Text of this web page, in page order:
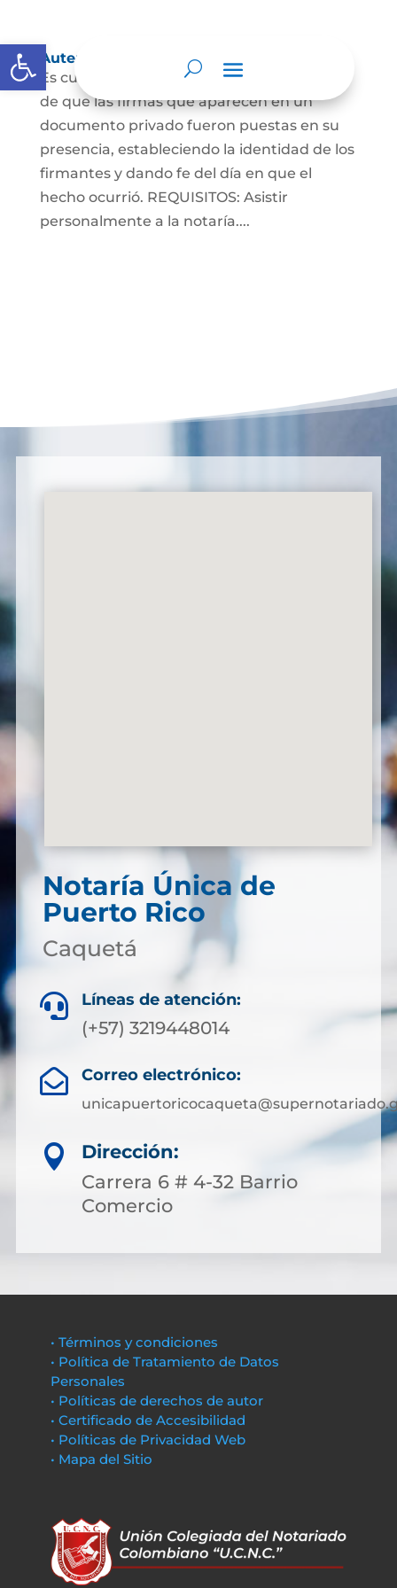
Abrir barra de herramientas
Autenticaciones
Es cuando el notario da testimonio escrito
de que las firmas que aparecen en un
documento privado fueron puestas en su
presencia, estableciendo la identidad de los
firmantes y dando fe del día en que el
hecho ocurrió. REQUISITOS: Asistir
personalmente a la notaría....
Notaría Única de
Puerto Rico
Caquetá
 Líneas de atención:
(+57) 3219448014
 Correo electrónico:

Dirección:
Carrera 6 # 4-32 Barrio
Comercio
• Términos y condiciones
• Política de Tratamiento de Datos
Personales
• Políticas de derechos de autor
• Certificado de Accesibilidad
• Políticas de Privacidad Web
• Mapa del Sitio